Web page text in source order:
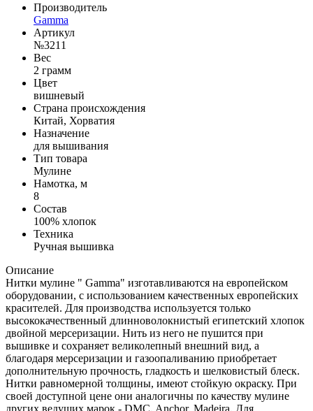
Производитель
Gamma
Артикул
№3211
Вес
2 грамм
Цвет
вишневый
Страна происхождения
Китай, Хорватия
Назначение
для вышивания
Тип товара
Мулине
Намотка, м
8
Состав
100% хлопок
Техника
Ручная вышивка
Описание
Нитки мулине " Gamma" изготавливаются на европейском
оборудовании, с использованием качественных европейских
красителей. Для производства используется только
высококачественный длинноволокнистый египетский хлопок
двойной мерсеризации. Нить из него не пушится при
вышивке и сохраняет великолепный внешний вид, а
благодаря мерсеризации и газоопаливанию приобретает
дополнительную прочность, гладкость и шелковистый блеск.
Нитки равномерной толщины, имеют стойкую окраску. При
своей доступной цене они аналогичны по качеству мулине
других ведущих марок - DMC, Anchor, Madeira. Для